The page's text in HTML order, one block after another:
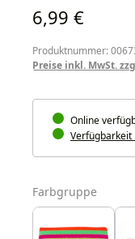
Regulärer Preis:
6,99 €
Produktnummer:
Preise inkl. MwSt.
Online
Verfügbarkeit
Farbgruppe